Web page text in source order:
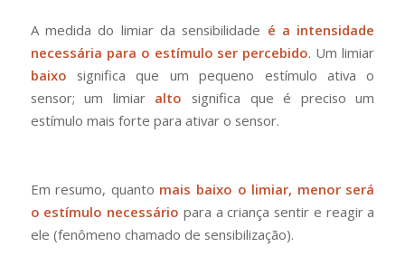
A medida do limiar da sensibilidade é a intensidade
necessária para o estímulo ser percebido. Um limiar
baixo significa que um pequeno estímulo ativa o
sensor; um limiar alto significa que é preciso um
estímulo mais forte para ativar o sensor.
Em resumo, quanto mais baixo o limiar, menor será
o estímulo necessário para a criança sentir e reagir a
ele (fenômeno chamado de sensibilização).